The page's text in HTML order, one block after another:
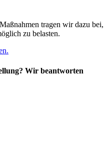
tragen wir dazu bei,
zu belasten.
Wir beantworten